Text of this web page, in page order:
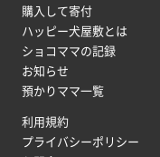
購入して寄付
ハッピー犬屋敷とは
ショコママの記録
お知らせ
預かりママ一覧
利用規約
プライバシーポリシー